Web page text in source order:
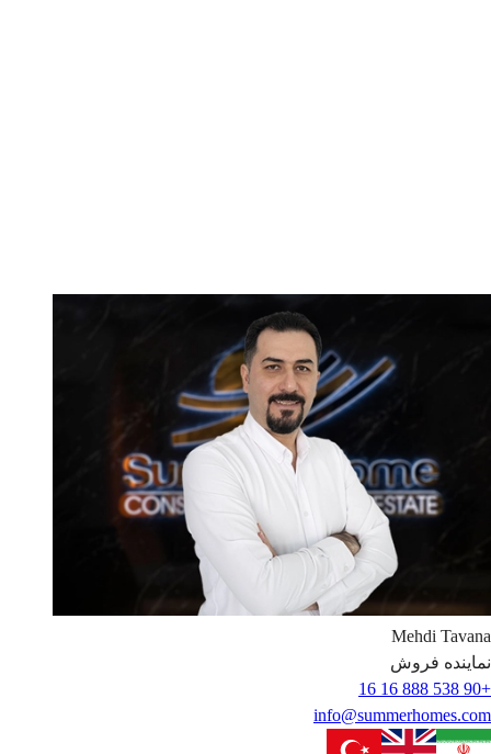
Mehdi Tavana
نماینده فروش
+90 538 888 16 16
info@summerhomes.com